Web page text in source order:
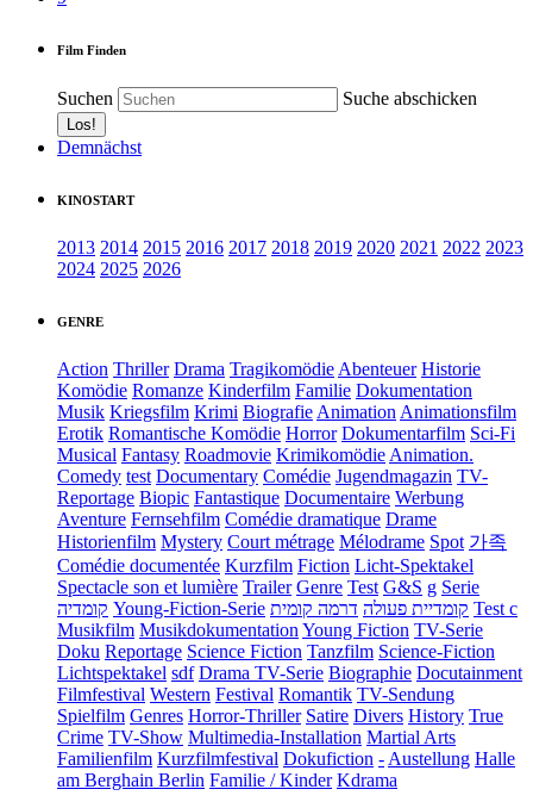
Film Finden
Suchen Suche abschicken
Demnächst
KINOSTART
2013 2014 2015 2016 2017 2018 2019 2020 2021 2022 2023
2024 2025 2026
GENRE
Action Thriller Drama Tragikomödie Abenteuer Historie
Komödie Romanze Kinderfilm Familie Dokumentation
Musik Kriegsfilm Krimi Biografie Animation Animationsfilm
Erotik Romantische Komödie Horror Dokumentarfilm Sci-Fi
Musical Fantasy Roadmovie Krimikomödie Animation.
Comedy test Documentary Comédie Jugendmagazin TV-
Reportage Biopic Fantastique Documentaire Werbung
Aventure Fernsehfilm Comédie dramatique Drame
Historienfilm Mystery Court métrage Mélodrame Spot 가족
Comédie documentée Kurzfilm Fiction Licht-Spektakel
Spectacle son et lumière Trailer Genre Test G&S g Serie
קומדיה Young-Fiction-Serie קומדיית פעולה דרמה קומית
Test c
Musikfilm Musikdokumentation Young Fiction TV-Serie
Doku Reportage Science Fiction Tanzfilm Science-Fiction
Lichtspektakel sdf Drama TV-Serie Biographie Docutainment
Filmfestival Western Festival Romantik TV-Sendung
Spielfilm Genres Horror-Thriller Satire Divers History True
Crime TV-Show Multimedia-Installation Martial Arts
Familienfilm Kurzfilmfestival Dokufiction - Austellung Halle
am Berghain Berlin Familie / Kinder Kdrama